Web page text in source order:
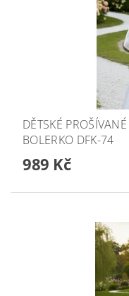
DĚTSKÉ
BOLERKO DFK-74
989 Kč